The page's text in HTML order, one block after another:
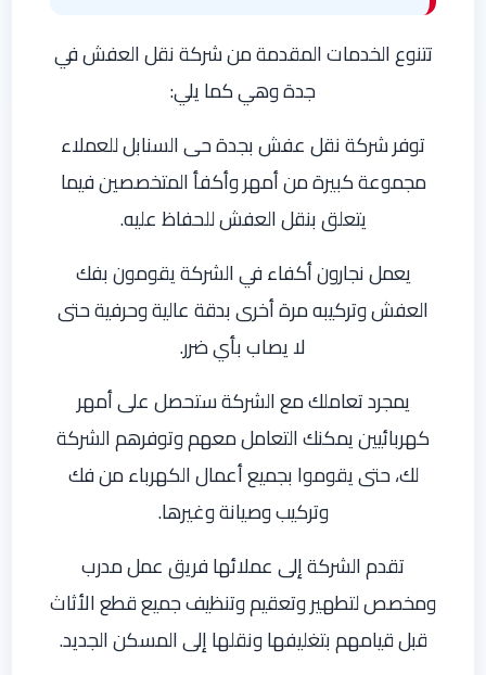
تتنوع الخدمات المقدمة من شركة نقل العفش في
جدة وهي كما يلي:
توفر شركة نقل عفش بجدة حى السنابل للعملاء
مجموعة كبيرة من أمهر وأكفأ المتخصصين فيما
يتعلق بنقل العفش للحفاظ عليه.
يعمل نجارون أكفاء في الشركة يقومون بفك
العفش وتركيبه مرة أخرى بدقة عالية وحرفية حتى
لا يصاب بأي ضرر.
يمجرد تعاملك مع الشركة ستحصل على أمهر
كهربائيين يمكنك التعامل معهم وتوفرهم الشركة
لك، حتى يقوموا بجميع أعمال الكهرباء من فك
وتركيب وصيانة وغيرها.
تقدم الشركة إلى عملائها فريق عمل مدرب
ومخصص لتطهير وتعقيم وتنظيف جميع قطع الأثاث
قبل قيامهم بتغليفها ونقلها إلى المسكن الجديد.